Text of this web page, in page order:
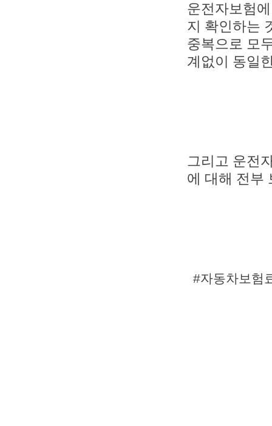
운전자보험
지 확인하는
중복으로 모
계없이 동일
그리고 운전
에 대해 전부
#자동차보험